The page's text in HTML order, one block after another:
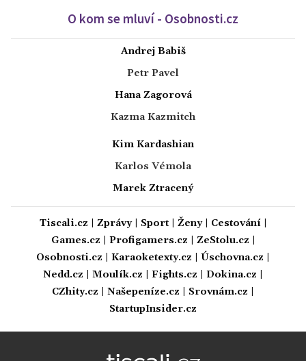
O kom se mluví - Osobnosti.cz
Andrej Babiš
Petr Pavel
Hana Zagorová
Kazma Kazmitch
Kim Kardashian
Karlos Vémola
Marek Ztracený
Tiscali.cz Zprávy| Sport| Ženy| Cestování|
Games.cz
Profigamers.cz ZeStolu.cz
Osobnosti.cz
Karaoketexty.cz Úschovna.cz
Nedd.cz
Moulík.cz Fights.cz Dokina.cz
CZhity.cz
Našepeníze.cz Srovnám.cz
StartupInsider.cz